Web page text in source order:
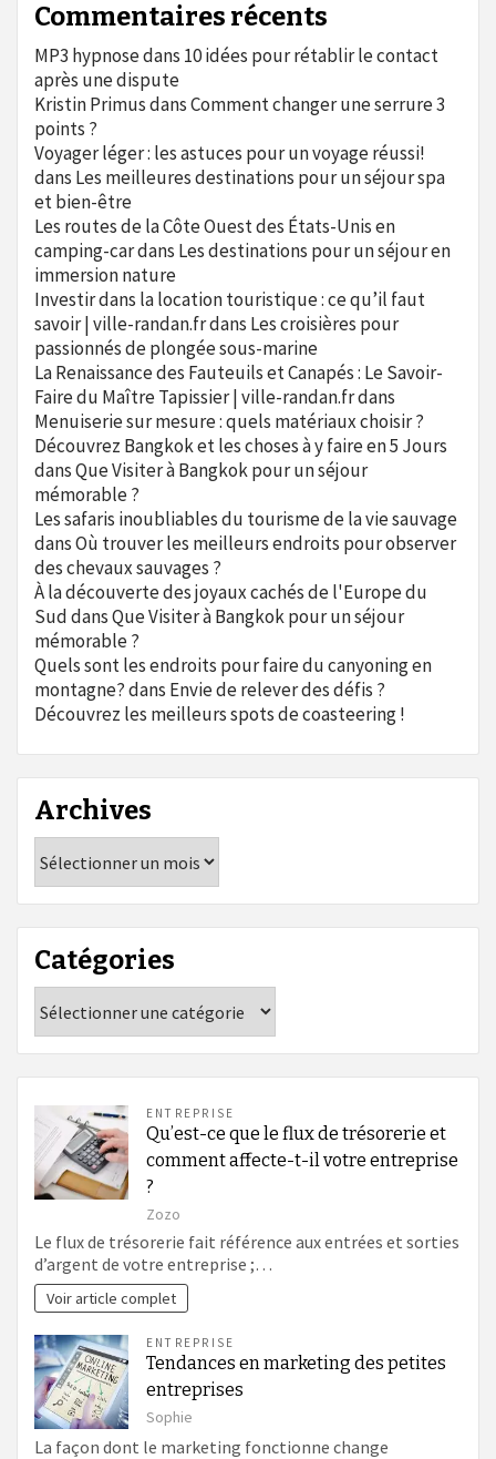
Commentaires récents
MP3 hypnosedans 10 idées pour rétablir le contact
après une dispute
Kristin PrimusdansComment changer une serrure 3
points ?
Voyager léger : les astuces pour un voyage réussi!
dans Les meilleures destinations pour un séjour spa
et bien-être
Les routes de la Côte Ouest des États-Unis en
camping-cardans Les destinations pour un séjour en
immersion nature
Investir dans la location touristique : ce qu’il faut
savoir | ville-randan.frdans Les croisières pour
passionnés de plongée sous-marine
La Renaissance des Fauteuils et Canapés : Le Savoir-
Faire du Maître Tapissier | ville-randan.frdans
Menuiserie sur mesure : quels matériaux choisir ?
Découvrez Bangkok et les choses à y faire en 5 Jours
dansQue Visiter à Bangkok pour un séjour
mémorable ?
Les safaris inoubliables du tourisme de la vie sauvage
dansOù trouver les meilleurs endroits pour observer
des chevaux sauvages ?
À la découverte des joyaux cachés de l'Europe du
SuddansQue Visiter à Bangkok pour un séjour
mémorable ?
Quels sont les endroits pour faire du canyoning en
montagne?dans Envie de relever des défis ?
Découvrez les meilleurs spots de coasteering !
Archives
Catégories
ENTREPRISE
Qu’est-ce que le flux de trésorerie et
comment affecte-t-il votre entreprise
?
Zozo
Le flux de trésorerie fait référence aux entrées et sorties
d’argent de votre entreprise ;…
Voir article complet
ENTREPRISE
Tendances en marketing des petites
entreprises
Sophie
La façon dont le marketing fonctionne change